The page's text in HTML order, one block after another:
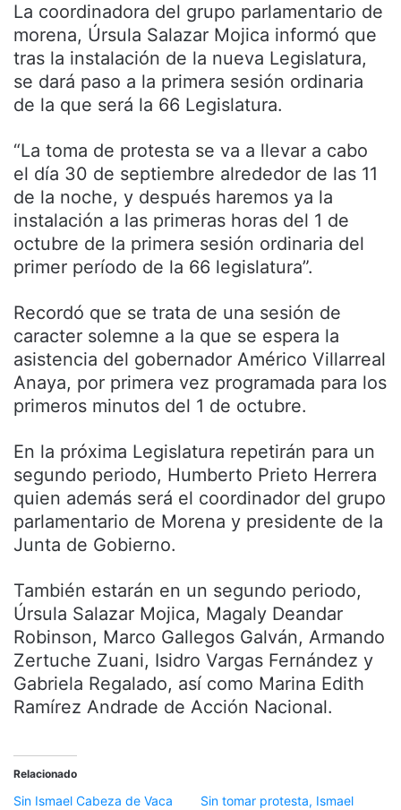
La coordinadora del grupo parlamentario de
morena, Úrsula Salazar Mojica informó que
tras la instalación de la nueva Legislatura,
se dará paso a la primera sesión ordinaria
de la que será la 66 Legislatura.
“La toma de protesta se va a llevar a cabo
el día 30 de septiembre alrededor de las 11
de la noche, y después haremos ya la
instalación a las primeras horas del 1 de
octubre de la primera sesión ordinaria del
primer período de la 66 legislatura”.
Recordó que se trata de una sesión de
caracter solemne a la que se espera la
asistencia del gobernador Américo Villarreal
Anaya, por primera vez programada para los
primeros minutos del 1 de octubre.
En la próxima Legislatura repetirán para un
segundo periodo, Humberto Prieto Herrera
quien además será el coordinador del grupo
parlamentario de Morena y presidente de la
Junta de Gobierno.
También estarán en un segundo periodo,
Úrsula Salazar Mojica, Magaly Deandar
Robinson, Marco Gallegos Galván, Armando
Zertuche Zuani, Isidro Vargas Fernández y
Gabriela Regalado, así como Marina Edith
Ramírez Andrade de Acción Nacional.
Relacionado
Sin Ismael Cabeza de Vaca
Sin tomar protesta, Ismael